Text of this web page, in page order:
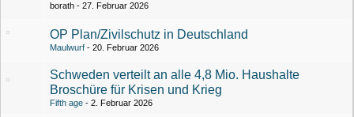
borath 27. Februar 2026
OP Plan/Zivilschutz in Deutschland
Maulwurf 20. Februar 2026
Schweden verteilt an alle 4,8 Mio. Haushalte
Broschüre für Krisen und Krieg
Fifth age 2. Februar 2026